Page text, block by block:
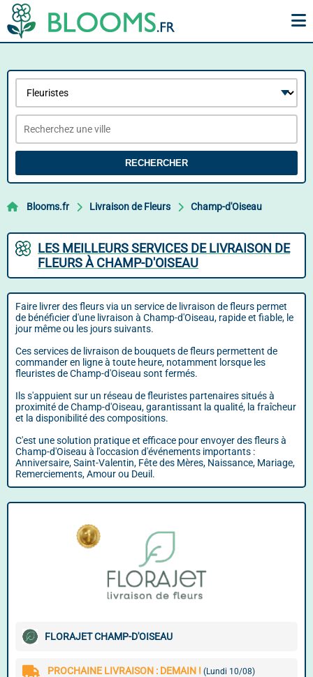
RECHERCHER
Blooms.fr Livraison de Fleurs Champ-d'Oiseau
LES MEILLEURS SERVICES DE LIVRAISON DE
FLEURS À CHAMP-D'OISEAU
Faire livrer des fleurs via un service de livraison de fleurs permet
de bénéficier d'une livraison à Champ-d'Oiseau, rapide et fiable, le
jour même ou les jours suivants.
Ces services de livraison de bouquets de fleurs permettent de
commander en ligne à toute heure, notamment lorsque les
fleuristes de Champ-d'Oiseau sont fermés.
Ils s'appuient sur un réseau de fleuristes partenaires situés à
proximité de Champ-d'Oiseau, garantissant la qualité, la fraîcheur
et la disponibilité des compositions.
C'est une solution pratique et efficace pour envoyer des fleurs à
Champ-d'Oiseau à l'occasion d'événements importants :
Anniversaire, Saint-Valentin, Fête des Mères, Naissance, Mariage,
Remerciements, Amour ou Deuil.
FLORAJET CHAMP-D'OISEAU
PROCHAINE LIVRAISON : DEMAIN ! (Lundi 10/08)